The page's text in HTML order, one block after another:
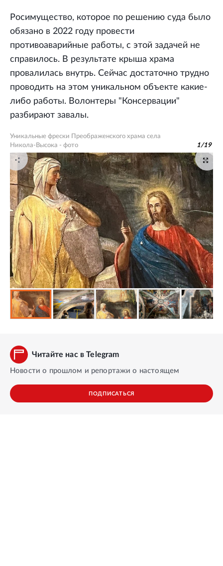
Росимущество, которое по решению суда было
обязано в 2022 году провести
противоаварийные работы, с этой задачей не
справилось. В результате крыша храма
провалилась внутрь. Сейчас достаточно трудно
проводить на этом уникальном объекте какие-
либо работы. Волонтеры "Консервации"
разбирают завалы.
Уникальные фрески Преображенского храма села
Никола-Высока - фото
1/19
Читайте нас в Telegram
Новости о прошлом и репортажи о настоящем
ПОДПИСАТЬСЯ